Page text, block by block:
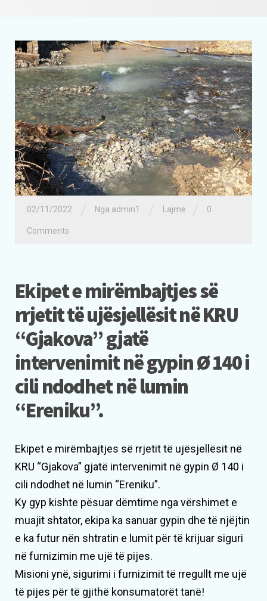
02/11/2022 Nga admin1 Lajme 0
Comments
Ekipet e mirëmbajtjes së
rrjetit të ujësjellësit në KRU
“Gjakova” gjatë
intervenimit në gypin Ø 140 i
cili ndodhet në lumin
“Ereniku”.
Ekipet e mirëmbajtjes së rrjetit të ujësjellësit në
KRU “Gjakova” gjatë intervenimit në gypin Ø 140 i
cili ndodhet në lumin “Ereniku”.
Ky gyp kishte pësuar dëmtime nga vërshimet e
muajit shtator, ekipa ka sanuar gypin dhe të njëjtin
e ka futur nën shtratin e lumit për të krijuar siguri
në furnizimin me ujë të pijes.
Misioni ynë, sigurimi i furnizimit të rregullt me ujë
të pijes për të gjithë konsumatorët tanë!